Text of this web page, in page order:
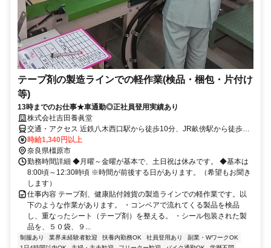
テープ剤の製造ラインでの軽作業(検品・梱包・片付け
等)
13時までのお仕事★車通勤◎正社員登用実績あり
株式会社吉田養眞堂
交通・アクセス 近鉄八木西口駅から徒歩10分、JR畝傍駅から徒歩5
分 車通勤できます。（駐車場完備）
時給1,340円以上
奈良県橿原市
勤務時間詳細 ◆月曜～金曜が基本で、土日祝は休みです。 ◆基本は
8:00頃～12:30時頃 ※時間が前後する日があります。（希望もお聞き
します）
仕事内容 テープ剤、健康貼付雑貨の製造ラインでの軽作業です。以
下のような作業があります。 ・コンベアで流れてくる製品を検品
し、重なったシート（テープ剤）を整える。 ・シール包装された製
品を、５０袋、９...
制服あり 業界未経験者歓迎 扶養内勤務OK 社員登用あり
副業・WワークOK